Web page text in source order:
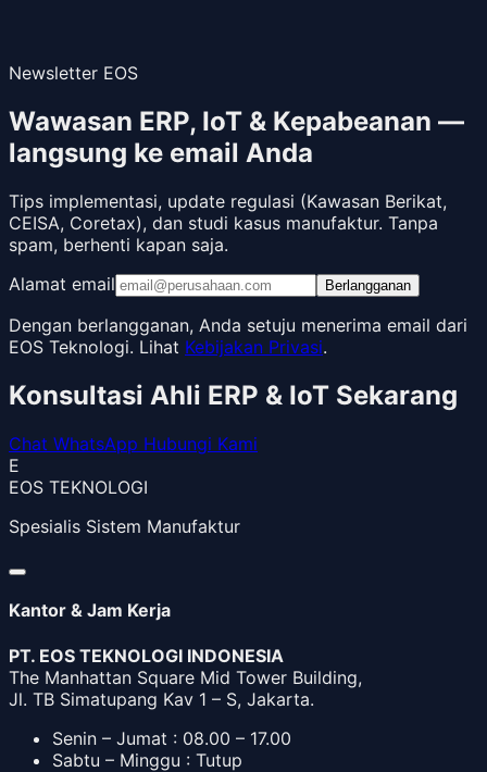
Newsletter EOS
Wawasan ERP, IoT & Kepabeanan —
langsung ke email Anda
Tips implementasi, update regulasi (Kawasan Berikat,
CEISA, Coretax), dan studi kasus manufaktur. Tanpa
spam, berhenti kapan saja.
Alamat email
Berlangganan
Dengan berlangganan, Anda setuju menerima email dari
EOS Teknologi. Lihat Kebijakan Privasi.
Konsultasi Ahli ERP & IoT Sekarang
Chat WhatsApp Hubungi Kami
E
EOS TEKNOLOGI
Spesialis Sistem Manufaktur
Kantor & Jam Kerja
PT. EOS TEKNOLOGI INDONESIA
The Manhattan Square Mid Tower Building,
Jl. TB Simatupang Kav 1 – S, Jakarta.
Senin – Jumat : 08.00 – 17.00
Sabtu – Minggu : Tutup